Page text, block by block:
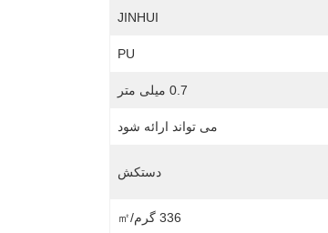
JINHUI
PU
0.7 میلی متر
می تواند ارائه شود
دستکش
336 گرم/㎡